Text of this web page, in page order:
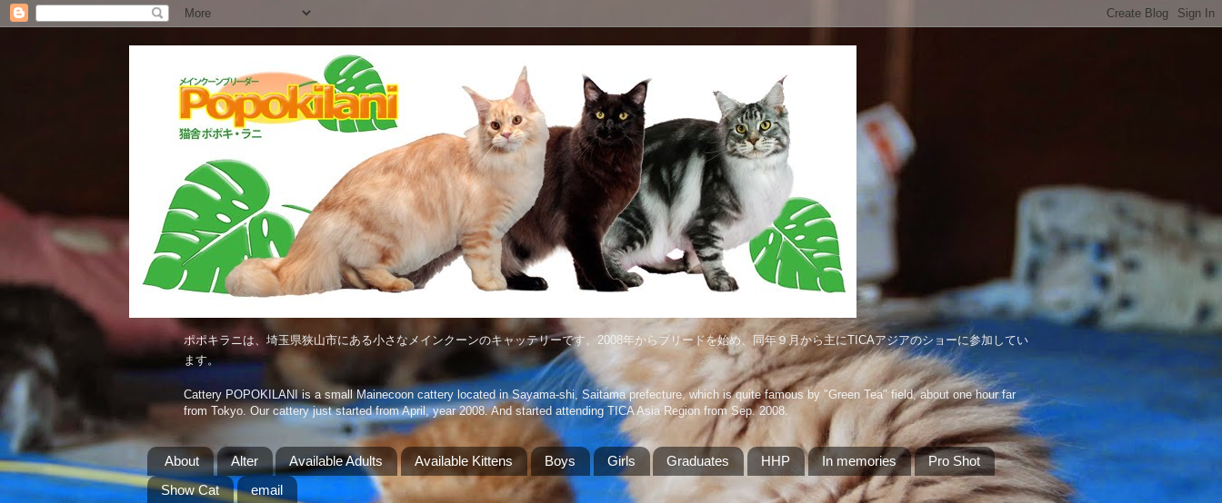
ポポキラニは、埼玉県狭山市にある小さなメインクーンのキャッテリーです。2008年からブリードを始め、同年９月から主にTICAアジアのショーに参加してい
ます。
Cattery POPOKILANI is a small Mainecoon cattery located in Sayama-shi, Saitama prefecture, which is quite famous by "Green Tea" field, about one hour far
from Tokyo. Our cattery just started from April, year 2008. And started attending TICA Asia Region from Sep. 2008.
About Alter Available Adults Available Kittens Boys Girls Graduates HHP In memories
Pro Shot
Show Cat
email